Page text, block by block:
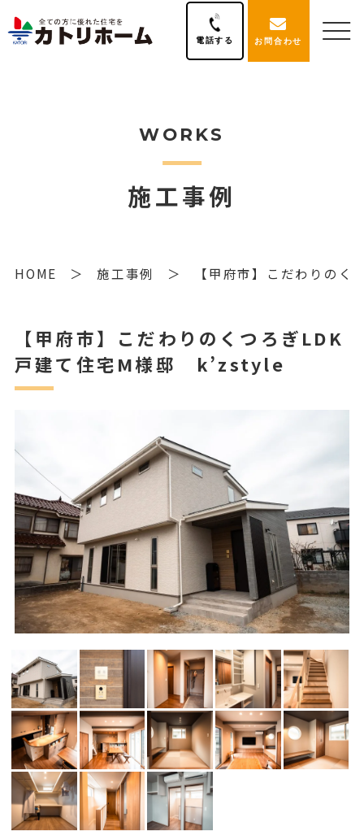
電話する お問合わせ
WORKS
施工事例
HOME 施工事例 【甲府市】こだわりの
【甲府市】こだわりのくつろぎLDK
戸建て住宅M様邸 k’zstyle